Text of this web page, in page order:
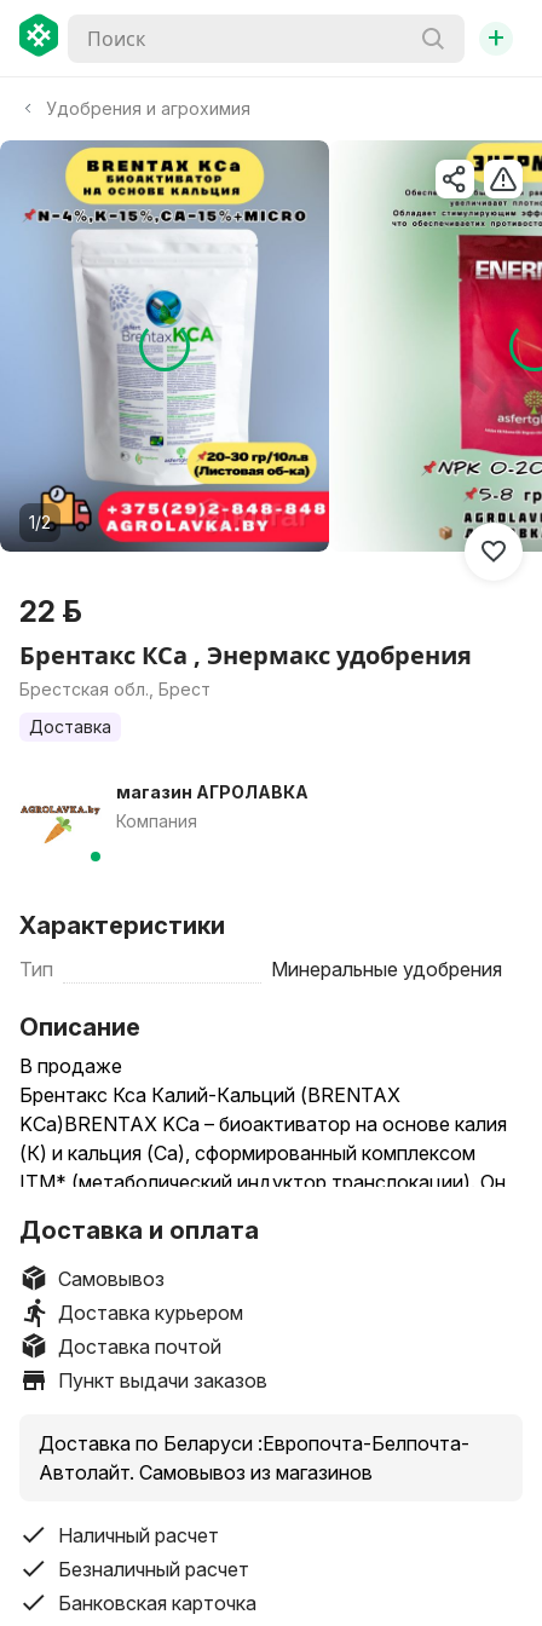
+
Удобрения и агрохимия
1/2
22 р.
Брентакс КСа , Энермакс удобрения
Брестская обл., Брест
Доставка
магазин АГРОЛАВКА
Компания
Характеристики
Тип Минеральные удобрения
Описание
В продаже
Брентакс Кса Калий-Кальций (BRENTAX
KCa)BRENTAX KCa – биоактиватор на основе калия
(К) и кальция (Ca), сформированный комплексом
ITM* (метаболический индуктор транслокации). Он
позволяет облегчить проникновение калия и кальция
через клеточные мембраны. Создает хелатные
соединения с микроэлементами, сходные по
свойствам с аминокислотами растительных клеток,
что ускоряет обмен веществ в растении.
кальция (Ca) в подвижной форме гарантирует их
полное поглощение и усвоение растением, помогает
азота (N) и его переизбытка в растении. Это
выполняет важную роль в формировании и развитии
плодов и ягод, повышая эластичность оболочки,
плотность сухих веществ, улучшая вкусовые
Доставка и оплата
Самовывоз
Доставка курьером
Доставка почтой
Пункт выдачи заказов
Доставка по Беларуси :Европочта-Белпочта-
Автолайт. Самовывоз из магазинов
Наличный расчет
Безналичный расчет
Банковская карточка